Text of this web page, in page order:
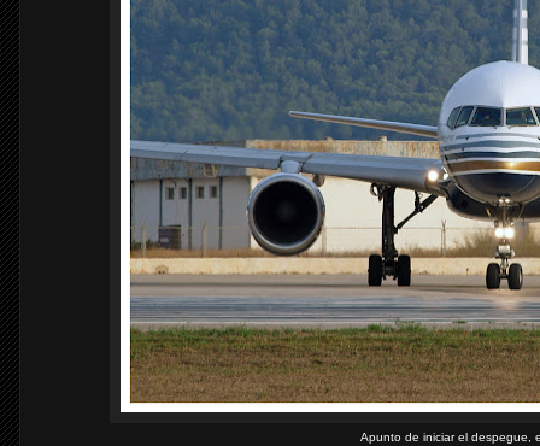
Apunto de iniciar el despegue,